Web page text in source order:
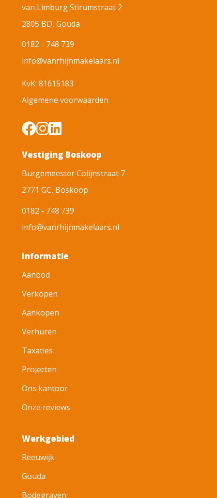
van Limburg Stirumstraat 2
2805 BD, Gouda
0182 - 748 739
info@vanrhijnmakelaars.nl
KvK: 81615183
Algemene voorwaarden
Vestiging Boskoop
Burgemeester Colijnstraat 7
2771 GC, Boskoop
0182 - 748 739
info@vanrhijnmakelaars.nl
Informatie
Aanbod
Verkopen
Aankopen
Verhuren
Taxaties
Projecten
Ons kantoor
Onze reviews
Werkgebied
Reeuwijk
Gouda
Bodegraven